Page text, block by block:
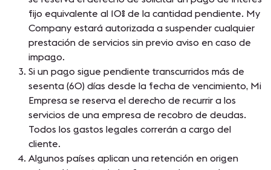
fijo equivalente al 10% de la cantidad pendiente. My
Company estará autorizada a suspender cualquier
prestación de servicios sin previo aviso en caso de
impago.
Si un pago sigue pendiente transcurridos más de
sesenta (60) días desde la fecha de vencimiento, Mi
Empresa se reserva el derecho de recurrir a los
servicios de una empresa de recobro de deudas.
Todos los gastos legales correrán a cargo del
cliente.
Algunos países aplican una retención en origen